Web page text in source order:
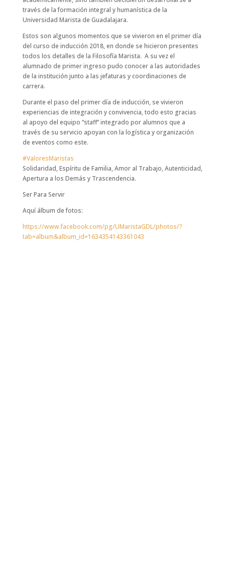
través de la formación integral y humanística de la
Universidad Marista de Guadalajara.
Estos son algunos momentos que se vivieron en el primer día
del curso de inducción 2018, en donde se hicieron presentes
todos los detalles de la Filosofía Marista. A su vez el
alumnado de primer ingreso pudo conocer a las autoridades
de la institución junto a las jefaturas y coordinaciones de
carrera.
Durante el paso del primer día de inducción, se vivieron
experiencias de integración y convivencia, todo esto gracias
al apoyo del equipo “staff” integrado por alumnos que a
través de su servicio apoyan con la logística y organización
de eventos como este.
#ValoresMaristas
Solidaridad, Espíritu de Familia, Amor al Trabajo, Autenticidad,
Apertura a los Demás y Trascendencia.
Ser Para Servir
Aquí álbum de fotos:
https://www.facebook.com/pg/UMaristaGDL/photos/?
tab=album&album_id=1634354143361043